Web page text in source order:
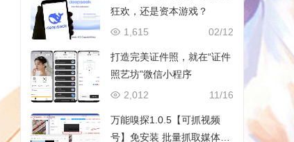
狂欢，还是资本游戏？
02/12
1,615
打造完美证件照，就在“证件
照艺坊”微信小程序
11/16
2,012
万能嗅探1.0.5【可抓视频
号】免安装 批量抓取媒体文